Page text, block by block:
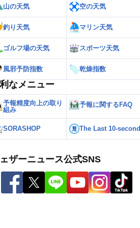
山の天気 空の天気
釣り天気 マリン天気
ゴルフ場の天気 スポーツ天気
風邪予防指数 乾燥指数
なメニュー
予報精度向上の取り
組み
予報に関するFAQ
SORASHOP The Last 10-second
ザーニュース公式SNS